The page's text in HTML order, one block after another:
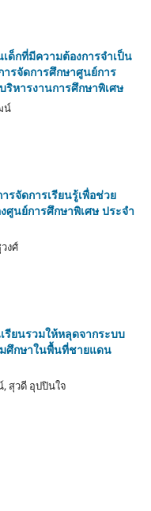
ด็กที่มีความต้องการจำเป็น
ารจัดการศึกษาศูนย์การ
ริหารงานการศึกษาพิเศษ
น์
จัดการเรียนรู้เพื่อช่วย
นย์การศึกษาพิเศษ ประจำ
งศ์
รียนรวมให้หลุดจากระบบ
ศึกษาในพื้นที่ชายแดน
สุวดี อุปปินใจ